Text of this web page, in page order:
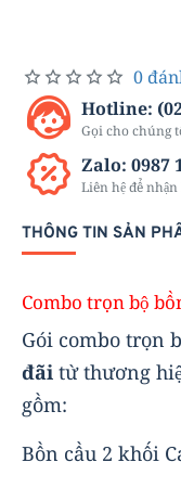
0
Hotline:
Gọi cho chúng
Zalo: 0987
Liên hệ để
THÔNG TIN SẢN
Combo trọn bộ
Gói combo trọn
đãi từ thương
gồm:
Bồn cầu 2 khối